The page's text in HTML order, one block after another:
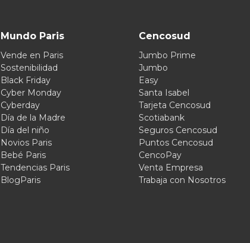
Mundo Paris
Vende en Paris
Sostenibilidad
Black Friday
Cyber Monday
Cyberday
Día de la Madre
Día del niño
Novios Paris
Bebé Paris
Tendencias Paris
BlogParis
Cencosud
Jumbo Prime
Jumbo
Easy
Santa Isabel
Tarjeta Cencosud
Scotiabank
Seguros Cencosud
Puntos Cencosud
CencoPay
Venta Empresa
Trabaja con Nosotros